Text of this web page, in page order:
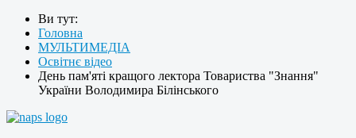
Ви тут:
Головна
МУЛЬТИМЕДІА
Освітнє відео
День пам'яті кращого лектора Товариства "Знання"
України Володимира Білінського